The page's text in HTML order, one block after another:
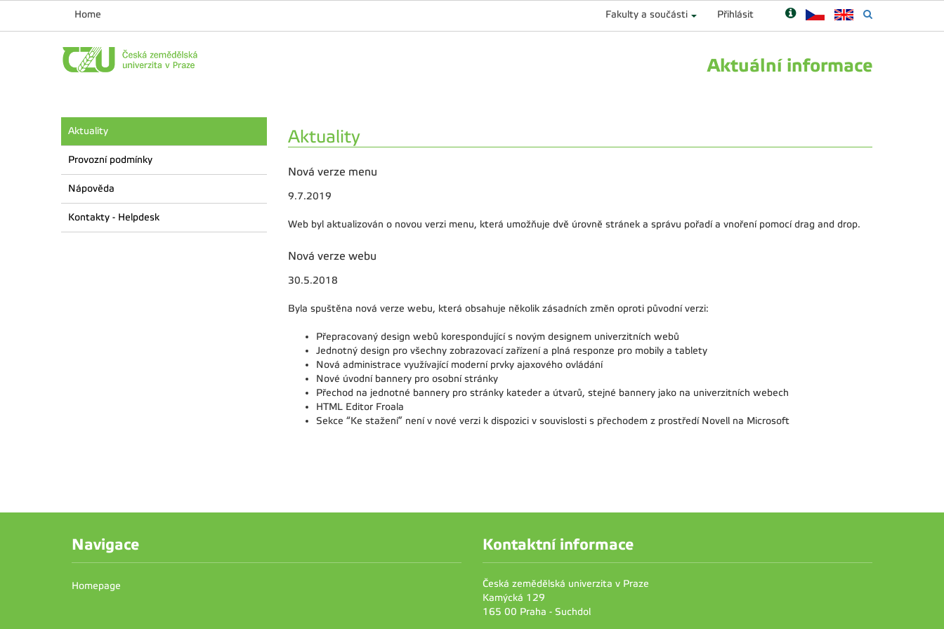
Home Fakulty a součásti Přihlásit
Aktuální informace
Aktuality
Provozní podmínky
Nápověda
Kontakty - Helpdesk
Aktuality
Nová verze menu
9.7.2019
Web byl aktualizován o novou verzi menu, která umožňuje dvě úrovně stránek a správu pořadí a vnoření pomocí drag and drop.
Nová verze webu
30.5.2018
Byla spuštěna nová verze webu, která obsahuje několik zásadních změn oproti původní verzi:
Přepracovaný design webů korespondující s novým designem univerzitních webů
Jednotný design pro všechny zobrazovací zařízení a plná responze pro mobily a tablety
Nová administrace využívající moderní prvky ajaxového ovládání
Nové úvodní bannery pro osobní stránky
Přechod na jednotné bannery pro stránky kateder a útvarů, stejné bannery jako na univerzitních webech
HTML Editor Froala
Sekce “Ke stažení” není v nové verzi k dispozici v souvislosti s přechodem z prostředí Novell na Microsoft
Navigace
Homepage
Kontaktní informace
Česká zemědělská univerzita v Praze
Kamýcká 129
165 00 Praha - Suchdol